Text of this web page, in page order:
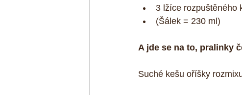
3 lžíce rozpuštěného
(Šálek = 230 ml)
A jde se na to, pralinky
Suché kešu oříšky